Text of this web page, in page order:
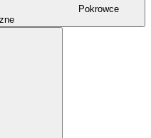
Pokrowce